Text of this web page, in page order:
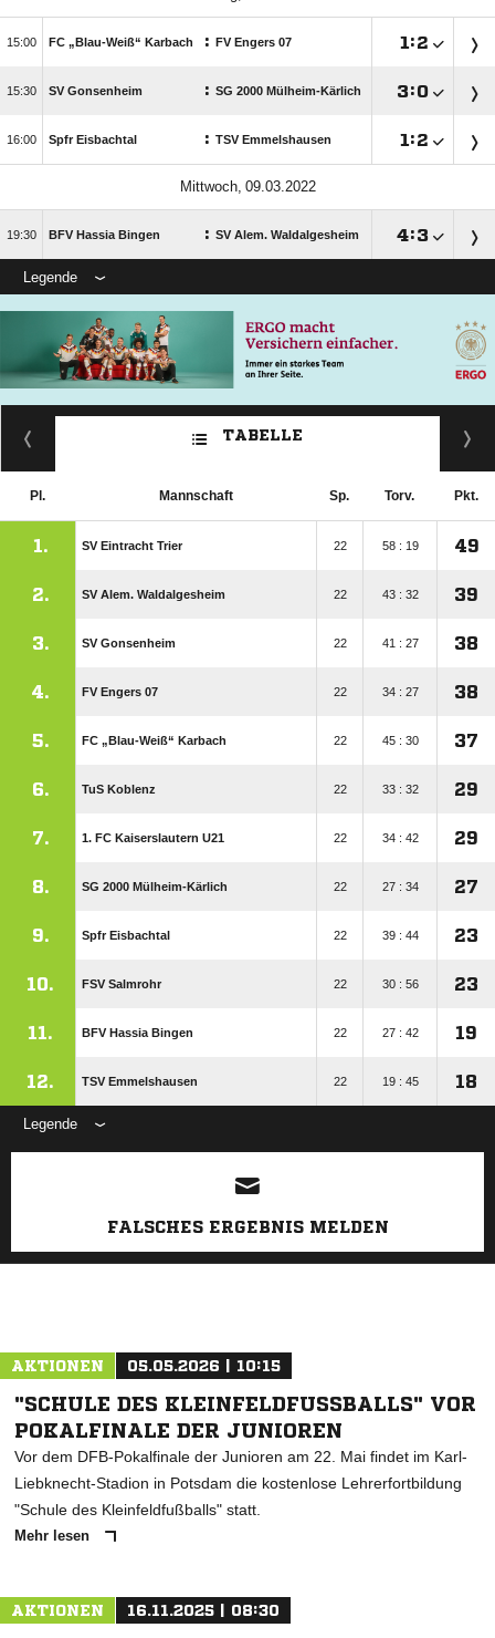
 FC „Blau-Weiß“ Karbach : FV Engers 07  :
 SV Gonsenheim : SG 2000 Mülheim-Kärlich :
 Spfr Eisbachtal : TSV Emmelshausen  :
 
 BFV Hassia Bingen : SV Alem. Waldalgesheim :
Legende
TABELLE
Pl. Mannschaft Sp. Torv. Pkt.
1. SV Eintracht Trier 22 58 : 19 49
2. SV Alem. Waldalgesheim 22 43 : 32 39
3. SV Gonsenheim 22 41 : 27 38
4. FV Engers 07 22 34 : 27 38
5. FC „Blau-Weiß“ Karbach 22 45 : 30 37
6. TuS Koblenz 22 33 : 32 29
7. 1. FC Kaiserslautern U21 22 34 : 42 29
8. SG 2000 Mülheim-Kärlich 22 27 : 34 27
9. Spfr Eisbachtal 22 39 : 44 23
10. FSV Salmrohr 22 30 : 56 23
11. BFV Hassia Bingen 22 27 : 42 19
12. TSV Emmelshausen 22 19 : 45 18
Legende
ANZEIGE
FALSCHES ERGEBNIS MELDEN
AKTIONEN 05.05.2026 | 10:15
"SCHULE DES KLEINFELDFUSSBALLS" VOR P
OKALFINALE DER JUNIOREN
Vor dem DFB-Pokalfinale der Junioren am 22. Mai findet im Karl-
Liebknecht-Stadion in Potsdam die kostenlose Lehrerfortbildung
"Schule des Kleinfeldfußballs" statt.
Mehr lesen
AKTIONEN 16.11.2025 | 08:30